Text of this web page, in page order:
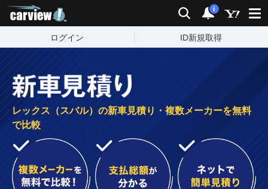
検索 通知
i
ログイン ID新規取得
レックス（スバル）の新車見積り・複数メーカーを無料
で比較